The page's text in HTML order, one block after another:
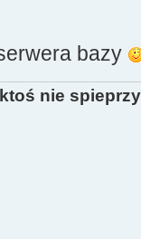
bazy
nie